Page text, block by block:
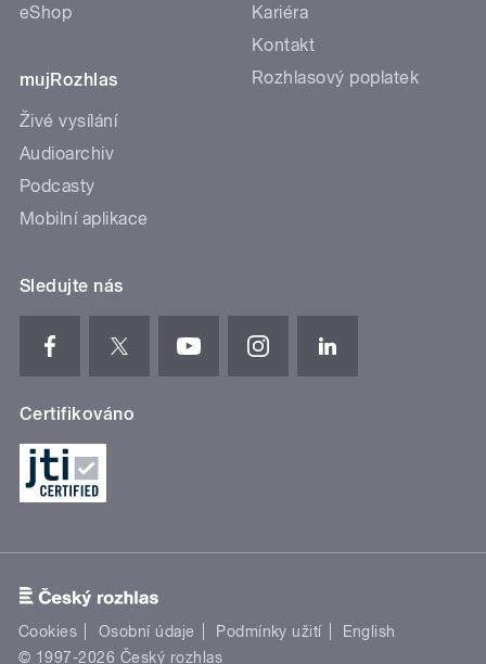
eShop
mujRozhlas
Živé vysílání
Audioarchiv
Podcasty
Mobilní aplikace
Kariéra
Kontakt
Rozhlasový poplatek
Sledujte nás
Certifikováno
Cookies Osobní údaje Podmínky užití
English
© 1997-2026 Český rozhlas